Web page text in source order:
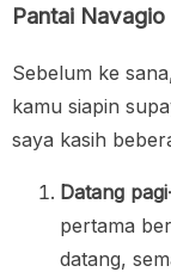
Pantai Navagio
Sebelum ke
kamu siapin
saya kasih
Datang
pertama
datang,